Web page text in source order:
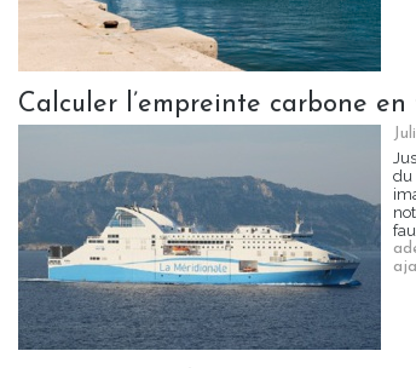
Calculer l’empreinte carbone en
du